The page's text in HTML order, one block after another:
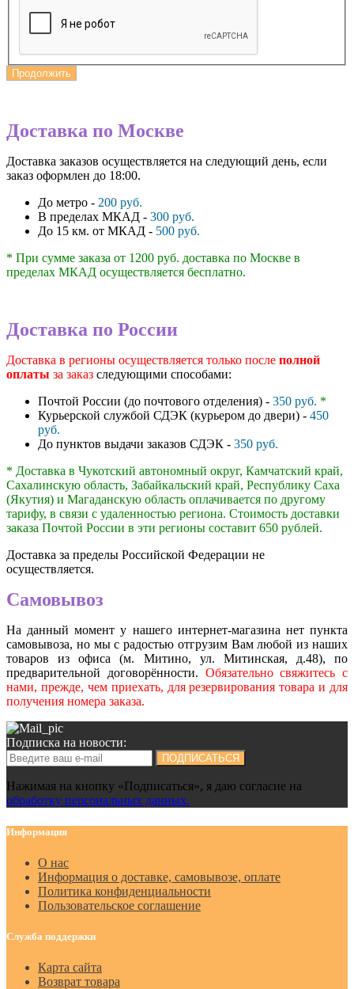
Продолжить
Доставка по Москве
Доставка заказов осуществляется на следующий день, если
заказ оформлен до 18:00.
До метро - 200 руб.
В пределах МКАД - 300 руб.
До 15 км. от МКАД - 500 руб.
* При сумме заказа от 1200 руб. доставка по Москве в
пределах МКАД осуществляется бесплатно.
Доставка по России
Доставка в регионы осуществляется только после полной
оплаты за заказ следующими способами:
Почтой России (до почтового отделения) - 350 руб. *
Курьерской службой СДЭК (курьером до двери) - 450
руб.
До пунктов выдачи заказов СДЭК - 350 руб.
* Доставка в Чукотский автономный округ, Камчатский край,
Сахалинскую область, Забайкальский край, Республику Саха
(Якутия) и Магаданскую область оплачивается по другому
тарифу, в связи с удаленностью региона. Стоимость доставки
заказа Почтой России в эти регионы составит 650 рублей.
Доставка за пределы Российской Федерации не
осуществляется.
Самовывоз
На данный момент у нашего интернет-магазина нет пункта
самовывоза, но мы с радостью отгрузим Вам любой из наших
товаров из офиса (м. Митино, ул. Митинская, д.48), по
предварительной договорённости. Обязательно свяжитесь с
нами, прежде, чем приехать, для резервирования товара и для
получения номера заказа.
Подписка на новости:
ПОДПИСАТЬСЯ
Нажимая на кнопку «Подписаться», я даю cогласие на
обработку персональных данных.
Информация
О нас
Информация о доставке, самовывозе, оплате
Политика конфиденциальности
Пользовательское соглашение
Служба поддержки
Карта сайта
Возврат товара